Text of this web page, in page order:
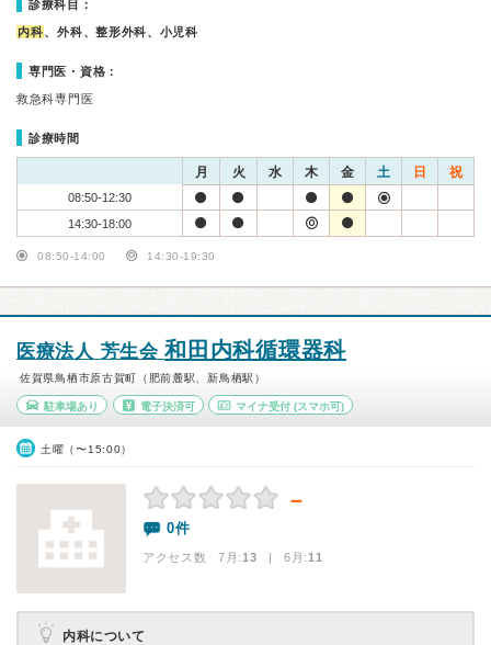
診療科目：
内科、外科、整形外科、小児科
専門医・資格：
救急科専門医
診療時間
月 火 水 木 金 土 日 祝
08:50-12:30
14:30-18:00
08:50-14:00 14:30-19:30
医療法人 芳生会和田内科循環器科
佐賀県鳥栖市原古賀町（肥前麓駅、新鳥栖駅）
駐車場あり 電子決済可 マイナ受付 (スマホ可)
土曜（〜15:00）
－
0件
アクセス数 7月:13 | 6月:11
内科について